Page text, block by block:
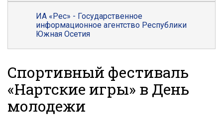
ИА «Рес» - Государственное
информационное агентство Республики
Южная Осетия
Спортивный фестиваль
«Нартские игры» в День
молодежи